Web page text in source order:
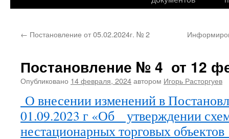
← Постановление от 05.02.2024г. № 2
Постановление № 4 от 12
Опубликовано 14 февраля, 2024автором Игорь Расторгуев
О внесении изменений в
01.09.2023 г «Об утверждении
нестационарных торговых